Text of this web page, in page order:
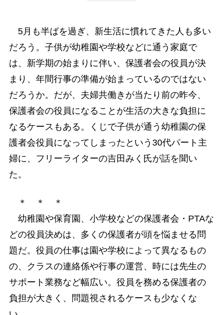
5月も半ばを過ぎ、新生活に慣れてきた人も多い
だろう。子供が幼稚園や学校などに通う家庭で
は、新学期の始まりに伴い、保護者会の役員が決
まり、年間行事の準備が始まっているのではない
だろうか。だが、夫婦共働きが当たり前の昨今、
保護者会の役員になることが生活の大きな負担に
なるケースもある。くじで子供が通う幼稚園の保
護者会役員になってしまったという30代パート主
婦に、フリーライターの吉田みく氏が話を聞い
た。
＊ ＊ ＊
幼稚園や保育園、小学校などの保護者会・PTAな
どの役員決めは、多くの保護者が頭を悩ませる問
題だ。役員の仕事は園や学校によって異なるもの
の、クラスの連絡係や行事の運営、時には先生の
サポート業務など幅広い。役員を務める保護者の
負担が大きく、問題視されるケースも少なくな